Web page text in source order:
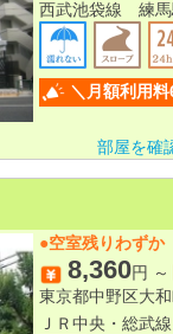
西武池袋線 練
＼月額利用
部屋を確
●空室残りわずか
8,360円 ～
東京都中野区大
ＪＲ中央・総